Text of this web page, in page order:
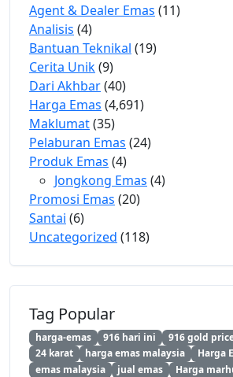
Agent & Dealer Emas (11)
Analisis (4)
Bantuan Teknikal (19)
Cerita Unik(9)
Dari Akhbar(40)
Harga Emas (4,691)
Maklumat(35)
Pelaburan Emas (24)
Produk Emas (4)
Jongkong Emas (4)
Promosi Emas (20)
Santai (6)
Uncategorized (118)
Tag Popular
harga-emas 916 hari ini 916 gold
24 karat
harga emas malaysia Harga
emas malaysia
jual emas Harga